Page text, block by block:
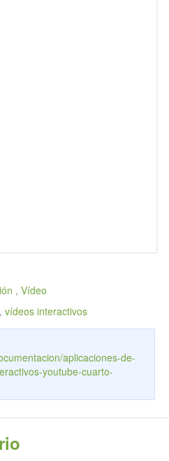
, Vídeo
, vídeos interactivos
aplicaciones-de-
youtube-cuarto-